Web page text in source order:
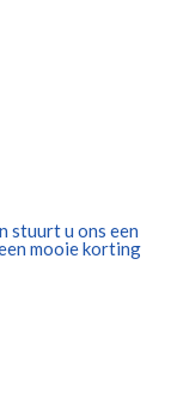
stuurt u ons een
mooie korting